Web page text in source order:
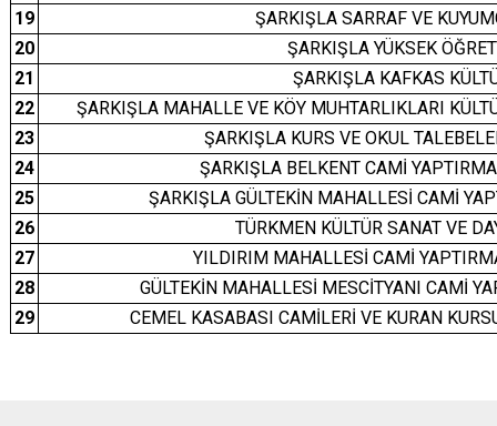
19
ŞARKIŞLA SARRAF VE
20
ŞARKIŞLA YÜKSEK
21
ŞARKIŞLA KAFKAS
22
ŞARKIŞLA MAHALLE VE KÖY MUHTARLIKLARI
23
ŞARKIŞLA KURS VE OKUL
24
ŞARKIŞLA BELKENT CAMİ
25
ŞARKIŞLA GÜLTEKİN MAHALLESİ CAMİ
26
TÜRKMEN KÜLTÜR SANAT VE
27
YILDIRIM MAHALLESİ CAMİ
28
GÜLTEKİN MAHALLESİ MESCİTYANI CAMİ
29
CEMEL KASABASI CAMİLERİ VE KURAN